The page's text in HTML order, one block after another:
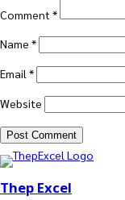
Comment *
Name *
Email *
Website
Thep Excel